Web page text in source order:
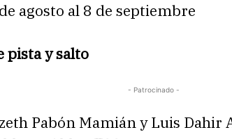
agosto al 8 de septiembre
pista y salto
- Patrocinado -
Pabón Mamián y Luis Dahir